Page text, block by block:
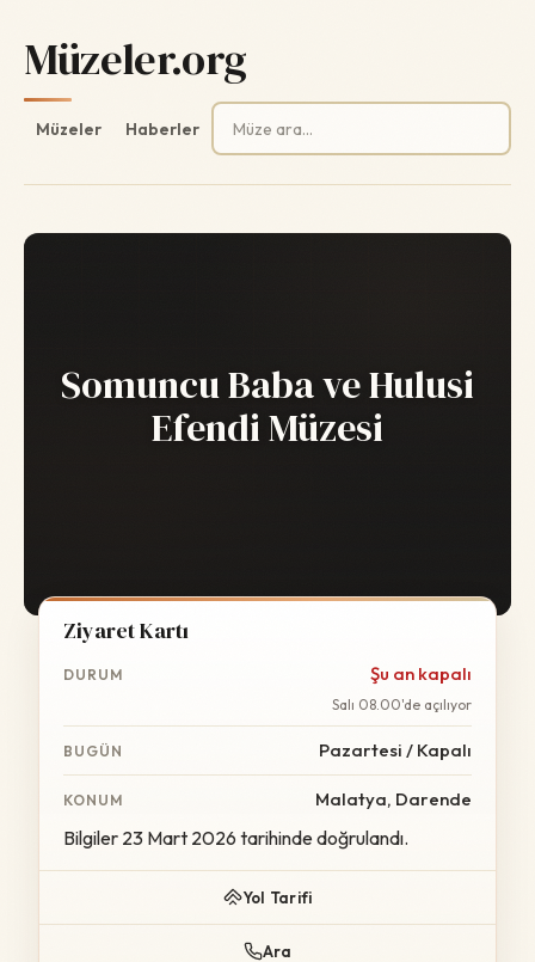
Müzeler.org
Müzeler Haberler
Arama:
Somuncu Baba ve Hulusi
Efendi Müzesi
Ziyaret Kartı
DURUM Şu an kapalı
Salı 08.00'de açılıyor
BUGÜN Pazartesi / Kapalı
KONUM Malatya, Darende
Bilgiler 23 Mart 2026 tarihinde doğrulandı.
Yol Tarifi
Ara